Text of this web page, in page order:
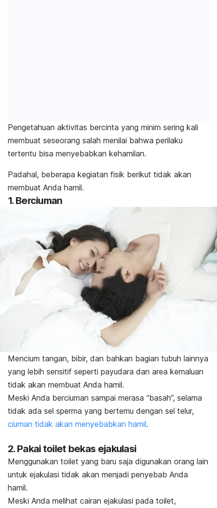
Pengetahuan aktivitas bercinta yang minim sering kali
membuat seseorang salah menilai bahwa perilaku
tertentu bisa menyebabkan kehamilan.
Padahal, beberapa kegiatan fisik berikut tidak akan
membuat Anda hamil.
1. Berciuman
Mencium tangan, bibir, dan bahkan bagian tubuh lainnya
yang lebih sensitif seperti payudara dan area kemaluan
tidak akan membuat Anda hamil.
Meski Anda berciuman sampai merasa “basah”, selama
tidak ada sel sperma yang bertemu dengan sel telur,
ciuman tidak akan menyebabkan hamil.
2. Pakai toilet bekas ejakulasi
Menggunakan toilet yang baru saja digunakan orang lain
untuk ejakulasi tidak akan menjadi penyebab Anda
hamil.
Meski Anda melihat cairan ejakulasi pada toilet,